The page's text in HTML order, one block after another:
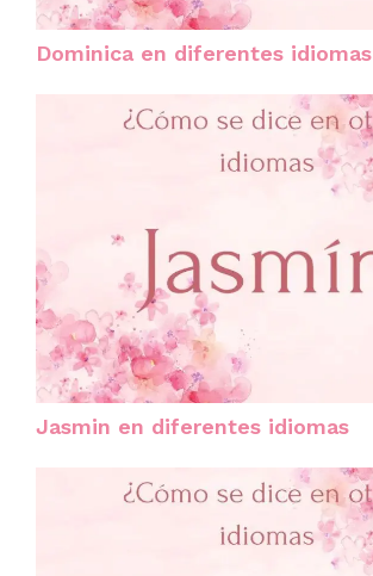
Dominica en diferentes idiomas
Jasmin en diferentes idiomas